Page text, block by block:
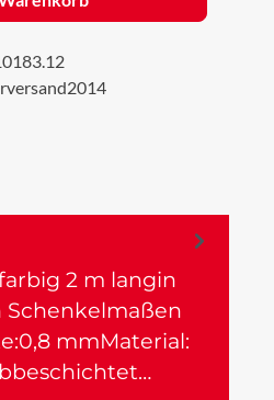
2 m langin
Schenkelmaßen
mmMaterial: